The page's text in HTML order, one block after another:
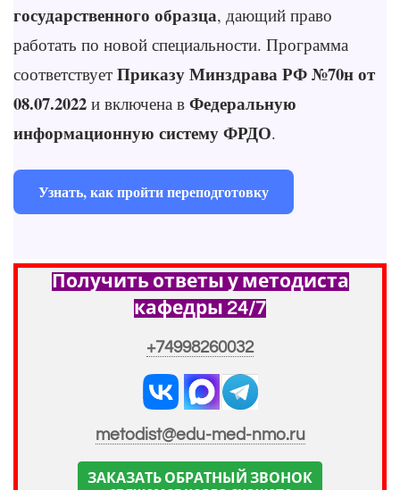
государственного образца, дающий право
работать по новой специальности. Программа
соответствует Приказу Минздрава РФ №70н от
08.07.2022 и включена в Федеральную
информационную систему ФРДО.
Узнать, как пройти переподготовку
Получить ответы у методиста
кафедры 24/7
+74998260032
metodist@edu-med-nmo.ru
ЗАКАЗАТЬ ОБРАТНЫЙ ЗВОНОК